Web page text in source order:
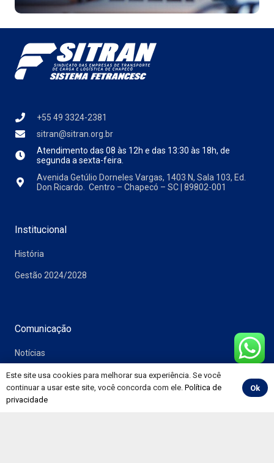
+55 49 3324-2381
sitran@sitran.org.br
Atendimento das 08 às 12h e das 13:30 às 18h, de
segunda a sexta-feira.
Avenida Getúlio Dorneles Vargas, 1403 N, Sala 103, Ed.
Don Ricardo. Centro – Chapecó – SC | 89802-001
Institucional
História
Gestão 2024/2028
Comunicação
Notícias
Vídeos
Álbuns
Este site usa cookies para melhorar sua experiência. Se você
continuar a usar este site, você concorda com ele. Política de
privacidade
Ok